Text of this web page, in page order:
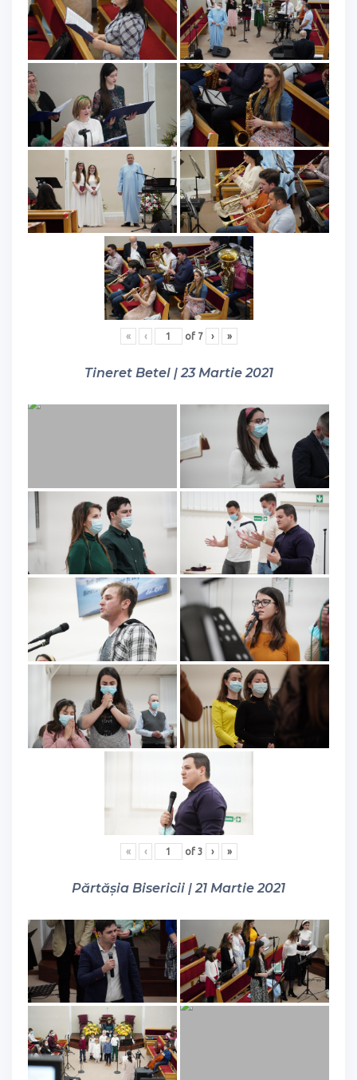
« ‹ of 7 › »
Tineret Betel | 23 Martie 2021
« ‹ of 3 › »
Părtășia Bisericii | 21 Martie 2021